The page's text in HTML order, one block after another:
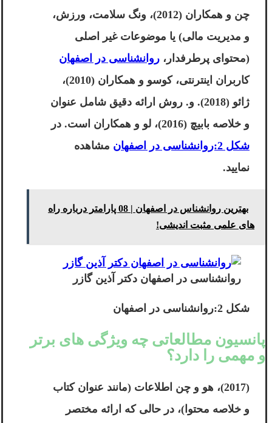
چن و همکاران (2012)، ونگ سلامت، ورزش،
و مدیریت مالی) یا موضوعات غیر اصلی
(محتوای پرطرفدار، روانشناسی در اصفهان
کاربران اینترنتی، کوسو و همکاران (2010)،
ژائو (2018). و. روش ارائه دقیق شامل عنوان
و خلاصه بابیچ (2016)، لو و همکاران است. در
شکل 2:روانشناسی در اصفهان
مشاهده
نمایید.
بهترین روانشناس در اصفهان | 08 پارامتر درباره راه
های علمی مثبت اندیشی!
روانشناسی در اصفهان دکتر آذین گازر
شکل 2:روانشناسی در اصفهان
پانسیون مطالعاتی چه ویژگی های برتر
و مهمی را دارد؟
(2017)، هو و چن اطلاعات (مانند عنوان کتاب
و خلاصه محتوا)، در حالی که ارائه مختصر